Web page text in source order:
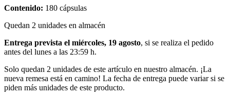
Contenido: 180 cápsulas
Quedan 2 unidades en almacén
Entrega prevista el miércoles, 19 agosto, si se realiza el pedido
antes del lunes a las 23:59 h.
Solo quedan 2 unidades de este artículo en nuestro almacén. ¡La
nueva remesa está en camino! La fecha de entrega puede variar si se
piden más unidades de este producto.